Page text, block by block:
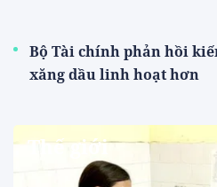
Bộ Tài chính phản hồi
xăng dầu linh hoạt hơn
Thế giới